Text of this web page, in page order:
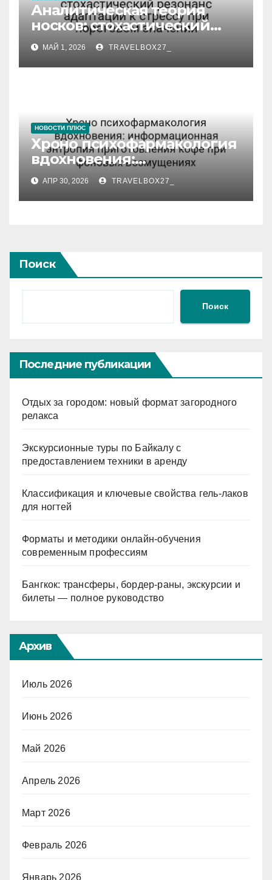
Аналитическая теория
носков: стохастический
резонанс адаптации к
стрессу при пороговом
значении
МАЙ 1, 2026 TRAVELBOX27_
НОВОСТИ ПЛЮС
Хроно психофармакология
вдохновения:
информационная
энтропия приготовления
кофе при фоновых
АПР 30, 2026 TRAVELBOX27_
Поиск
Поиск
Последние публикации
Отдых за городом: новый формат загородного
релакса
Экскурсионные туры по Байкалу с
предоставлением техники в аренду
Классификация и ключевые свойства гель-лаков
для ногтей
Форматы и методики онлайн-обучения
современным профессиям
Бангкок: трансферы, бордер-раны, экскурсии и
билеты — полное руководство
Архив
Июль 2026
Июнь 2026
Май 2026
Апрель 2026
Март 2026
Февраль 2026
Январь 2026